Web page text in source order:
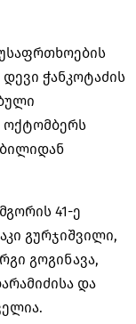
დევი ჭანკოტაძის
ოქტომბერს
41-ე
გურჯიშვილი,
გოგინავა,
და